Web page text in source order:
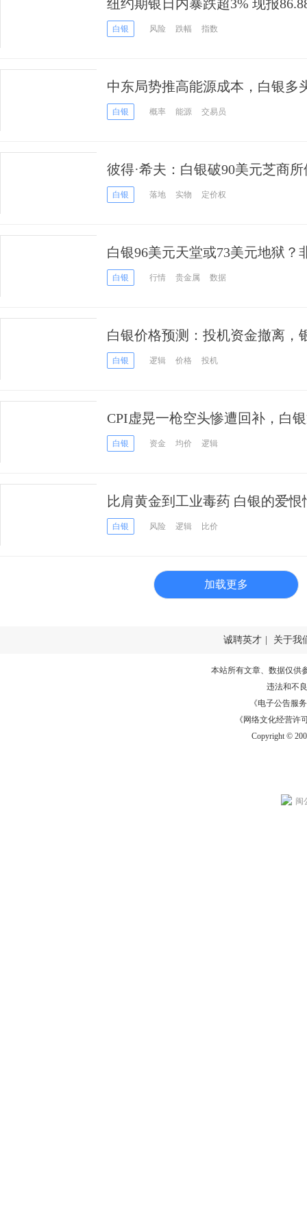
纽约期银日内暴跌超3% 现报
需求急剧降温
白银 风险 跌幅 指数
中东局势推高能源成本，白银多
白银 概率 能源 交易员
彼得·希夫：白银破90美元芝商
口白银 落地 实物 定价权
白银96美元天堂或73美元地狱？
爆行情
白银 行情 贵金属 数据
白银价格预测：投机资金撤离，
局机会
白银 逻辑 价格 投机
CPI虚晃一枪空头惨遭回补，白
白银 资金 均价 逻辑
比肩黄金到工业毒药 白银的爱恨
白银 风险 逻辑 比价
加载更多
诚聘英才 关于我
本站所有文章、数据仅供
违法和不
《电子公告服务
《网络文化经营许
Copyright ©
闽